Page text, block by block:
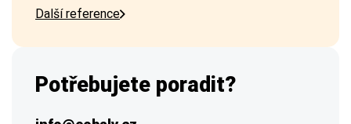
Další reference
Potřebujete poradit?